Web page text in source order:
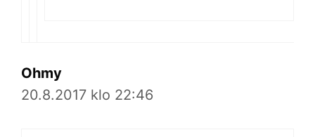
Ohmy
20.8.2017 klo 22:46